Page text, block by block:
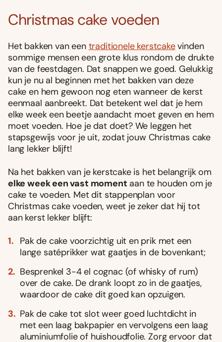
Christmas cake voeden
Het bakken van een traditionele kerstcakevinden
sommige mensen een grote klus rondom de drukte
van de feestdagen. Dat snappen we goed. Gelukkig
kun je nu al beginnen met het bakken van deze
cake en hem gewoon nog eten wanneer de kerst
eenmaal aanbreekt. Dat betekent wel dat je hem
elke week een beetje aandacht moet geven en hem
moet voeden. Hoe je dat doet? We leggen het
stapsgewijs voor je uit, zodat jouw Christmas cake
lang lekker blijft!
Na het bakken van je kerstcake is het belangrijk om
elke week een vast moment aan te houden om je
cake te voeden. Met dit stappenplan voor
Christmas cake voeden, weet je zeker dat hij tot
aan kerst lekker blijft:
Pak de cake voorzichtig uit en prik met een
lange satéprikker wat gaatjes in de bovenkant;
Besprenkel 3-4 el cognac (of whisky of rum)
over de cake. De drank loopt zo in de gaatjes,
waardoor de cake dit goed kan opzuigen.
Pak de cake tot slot weer goed luchtdicht in
met een laag bakpapier en vervolgens een laag
aluminiumfolie of huishoudfolie. Zorg ervoor dat